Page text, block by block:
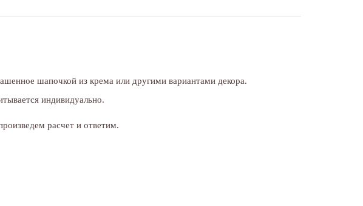
шапочкой из крема или другими вариантами декора.
индивидуально.
расчет и ответим.